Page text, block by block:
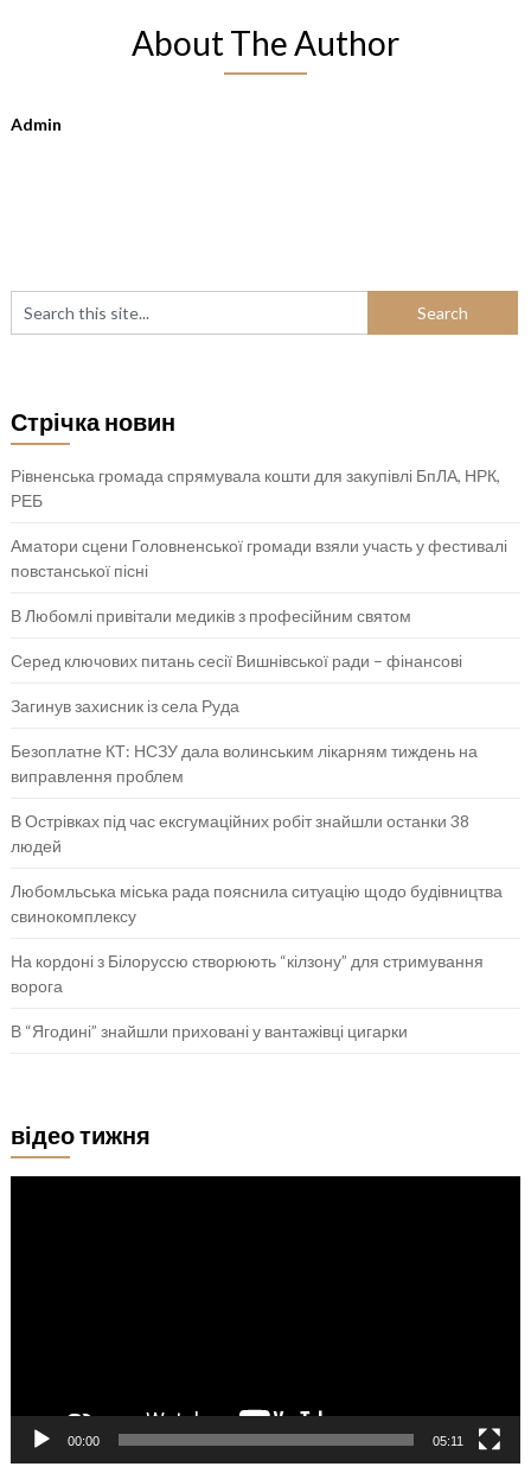
About The Author
Admin
Стрічка новин
Рівненська громада спрямувала кошти для закупівлі БпЛА, НРК,
РЕБ
Аматори сцени Головненської громади взяли участь у фестивалі
повстанської пісні
В Любомлі привітали медиків з професійним святом
Серед ключових питань сесії Вишнівської ради – фінансові
Загинув захисник із села Руда
Безоплатне КТ: НСЗУ дала волинським лікарням тиждень на
виправлення проблем
В Острівках під час ексгумаційних робіт знайшли останки 38
людей
Любомльська міська рада пояснила ситуацію щодо будівництва
свинокомплексу
На кордоні з Білоруссю створюють “кілзону” для стримування
ворога
В “Ягодині” знайшли приховані у вантажівці цигарки
відео тижня
00:00 05:11